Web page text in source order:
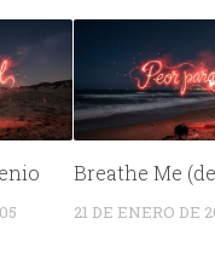
Breathe Me
21 DE ENERO DE